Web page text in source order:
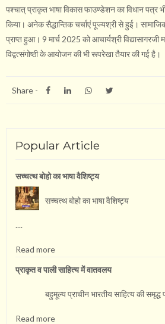
पश्चात् प्राकृत भाषा विकास फाउण्डेशन का विधान पत्र
किया। अनेक सैद्धान्तिक चर्चाएं पूज्यश्री से हुई। सामाजिक
प्राप्त हुआ। 9 मार्च 2025 को आचार्यश्री विद्यासागरजी
विद्वत्संगोष्ठी के आयोजन की भी रूपरेखा तैयार की गई है।
Share -
Popular Article
सच्चत्थ बोहो का भाषा वै​शिष्ट्य
सच्चत्थ बोहो का भाषा वै​शिष्ट्य
....
Read more
प्राकृत व पाली साहित्य में वातवलय
बहुमूल्य प्राचीन भारतीय साहित्य की समृद्ध
Read more